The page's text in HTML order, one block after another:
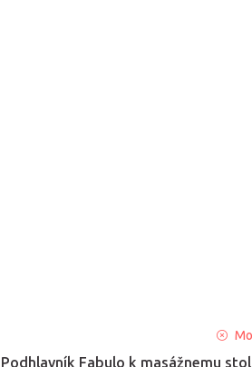
Podhlavník Fabulo k masážnemu
hodnotenie